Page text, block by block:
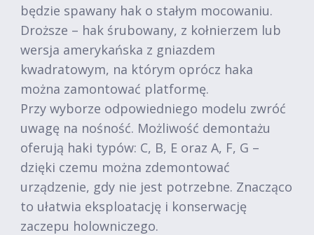
będzie spawany hak o stałym mocowaniu.
Droższe – hak śrubowany, z kołnierzem lub
wersja amerykańska z gniazdem
kwadratowym, na którym oprócz haka
można zamontować platformę.
Przy wyborze odpowiedniego modelu zwróć
uwagę na nośność. Możliwość demontażu
oferują haki typów: C, B, E oraz A, F, G –
dzięki czemu można zdemontować
urządzenie, gdy nie jest potrzebne. Znacząco
to ułatwia eksploatację i konserwację
zaczepu holowniczego.